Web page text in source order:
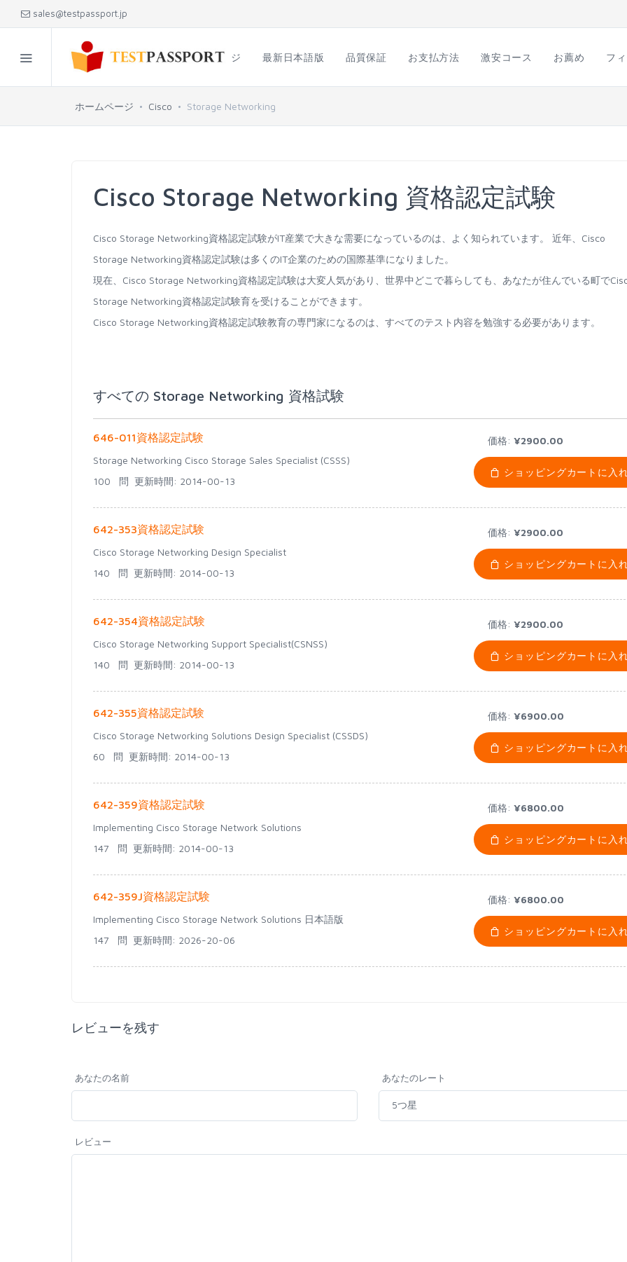
sales@testpassport.jp
ホームページ 最新日本語版 品質保証 お支払方法 激安コース お薦め フ
ホームページ Cisco Storage Networking
Cisco Storage Networking 資格認定試験
Cisco Storage Networking資格認定試験がIT産業で大きな需要になっているのは、よく知られています。 近年、Cisco
Storage Networking資格認定試験は多くのIT企業のための国際基準になりました。
現在、Cisco Storage Networking資格認定試験は大変人気があり、世界中どこで暮らしても、あなたが住んでいる町で
Storage Networking資格認定試験育を受けることができます。
Cisco Storage Networking資格認定試験教育の専門家になるのは、すべてのテスト内容を勉強する必要があります。
すべての Storage Networking 資格試験
646-011資格認定試験
Storage Networking Cisco Storage Sales Specialist (CSSS)
100 問 更新時間: 2014-00-13
価格: ¥2900.00
ショッピングカートに入
642-353資格認定試験
Cisco Storage Networking Design Specialist
140 問 更新時間: 2014-00-13
価格: ¥2900.00
ショッピングカートに入
642-354資格認定試験
Cisco Storage Networking Support Specialist(CSNSS)
140 問 更新時間: 2014-00-13
価格: ¥2900.00
ショッピングカートに入
642-355資格認定試験
Cisco Storage Networking Solutions Design Specialist (CSSDS)
60 問 更新時間: 2014-00-13
価格: ¥6900.00
ショッピングカートに入
642-359資格認定試験
Implementing Cisco Storage Network Solutions
147 問 更新時間: 2014-00-13
価格: ¥6800.00
ショッピングカートに入
642-359J資格認定試験
Implementing Cisco Storage Network Solutions 日本語版
147 問 更新時間: 2026-20-06
価格: ¥6800.00
ショッピングカートに入
レビューを残す
あなたの名前 あなたのレート
レビュー